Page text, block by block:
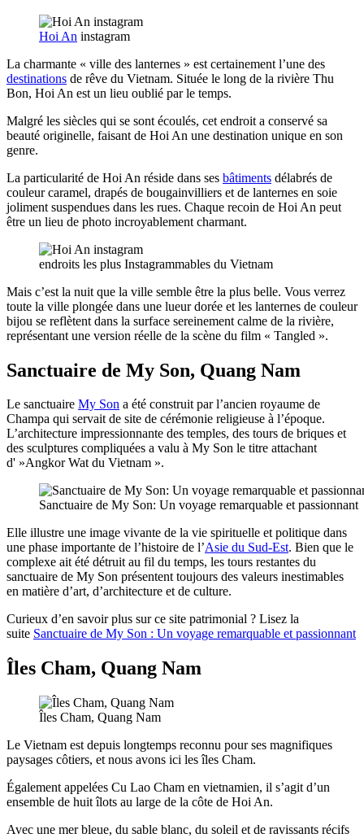
Hoi An instagram
La charmante « ville des lanternes » est certainement l’une des
destinations de rêve du Vietnam. Située le long de la rivière Thu
Bon, Hoi An est un lieu oublié par le temps.
Malgré les siècles qui se sont écoulés, cet endroit a conservé sa
beauté originelle, faisant de Hoi An une destination unique en son
genre.
La particularité de Hoi An réside dans ses bâtiments délabrés de
couleur caramel, drapés de bougainvilliers et de lanternes en soie
joliment suspendues dans les rues. Chaque recoin de Hoi An peut
être un lieu de photo incroyablement charmant.
endroits les plus Instagrammables du Vietnam
Mais c’est la nuit que la ville semble être la plus belle. Vous verrez
toute la ville plongée dans une lueur dorée et les lanternes de couleur
bijou se reflètent dans la surface sereinement calme de la rivière,
représentant une version réelle de la scène du film « Tangled ».
Sanctuaire de My Son, Quang Nam
Le sanctuaire My Son a été construit par l’ancien royaume de
Champa qui servait de site de cérémonie religieuse à l’époque.
L’architecture impressionnante des temples, des tours de briques et
des sculptures compliquées a valu à My Son le titre attachant
d' »Angkor Wat du Vietnam ».
Sanctuaire de My Son: Un voyage remarquable et passionnant
Elle illustre une image vivante de la vie spirituelle et politique dans
une phase importante de l’histoire de l’Asie du Sud-Est. Bien que le
complexe ait été détruit au fil du temps, les tours restantes du
sanctuaire de My Son présentent toujours des valeurs inestimables
en matière d’art, d’architecture et de culture.
Curieux d’en savoir plus sur ce site patrimonial ? Lisez la
suite Sanctuaire de My Son : Un voyage remarquable et passionnant
Îles Cham, Quang Nam
Îles Cham, Quang Nam
Le Vietnam est depuis longtemps reconnu pour ses magnifiques
paysages côtiers, et nous avons ici les îles Cham.
Également appelées Cu Lao Cham en vietnamien, il s’agit d’un
ensemble de huit îlots au large de la côte de Hoi An.
Avec une mer bleue, du sable blanc, du soleil et de ravissants récifs